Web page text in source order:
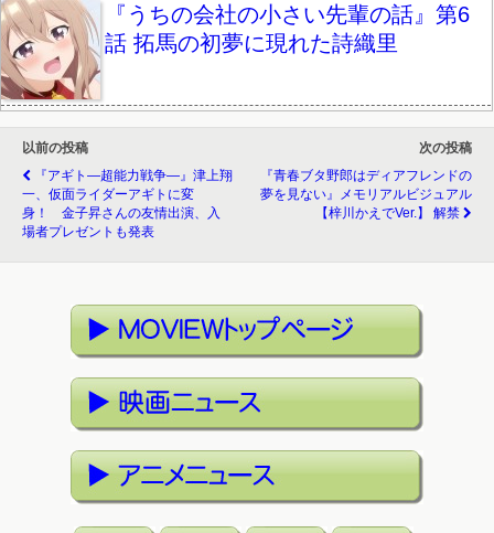
『うちの会社の小さい先輩の話』第6
話 拓馬の初夢に現れた詩織里
以前の投稿
『アギト―超能力戦争―』津上翔
一、仮面ライダーアギトに変
身！ 金子昇さんの友情出演、入
場者プレゼントも発表
次の投稿
『青春ブタ野郎はディアフレンドの
夢を見ない』メモリアルビジュアル
【梓川かえでVer.】 解禁